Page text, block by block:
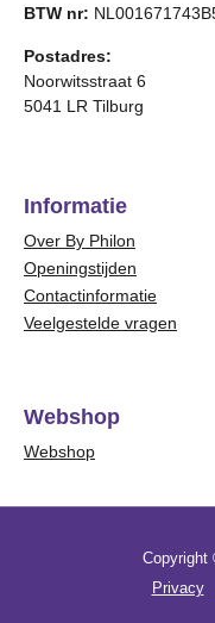
BTW nr:
Postadres:
Noorwitsstraat 6
5041 LR Tilburg
Informatie
Over By Philon
Openingstijden
Contactinformatie
Veelgestelde vragen
Webshop
Webshop
Copyright
Privacy